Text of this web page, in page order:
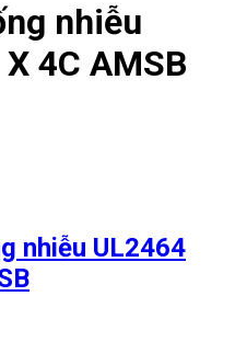
nhiễu
4C AMSB
nhiễu UL2464